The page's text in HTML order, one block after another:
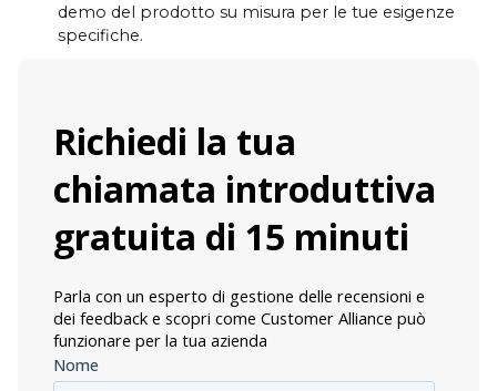
demo del prodotto su misura per le tue esigenze
specifiche.